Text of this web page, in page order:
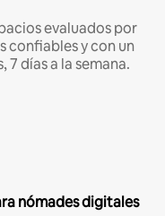
evaluados por
confiables y con un
7 días a la semana.
nómades digitales